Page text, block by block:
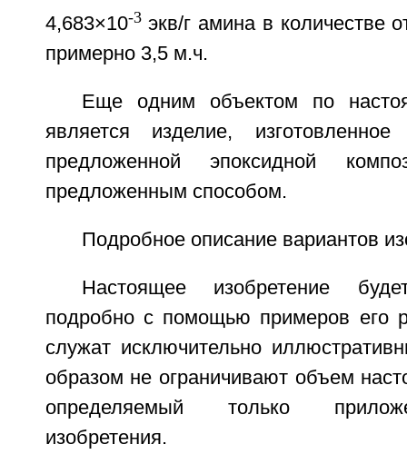
4,683×10-3экв/г амина в количестве
примерно 3,5 м.ч.
Еще одним объектом по
является изделие,
предложенной эпоксидной
предложенным способом.
Подробное описание вариантов
Настоящее изобретение
подробно с помощью примеров его
служат исключительно
образом не ограничивают объем
определяемый только
изобретения.